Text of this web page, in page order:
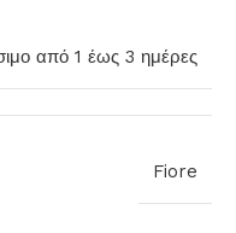
από 1 έως 3 ημέρες
Fiore